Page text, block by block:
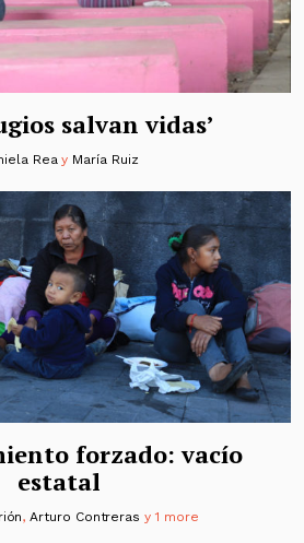
salvan vidas’
Reay María Ruiz
forzado: vacío
estatal
,Arturo Contreras y 1 more